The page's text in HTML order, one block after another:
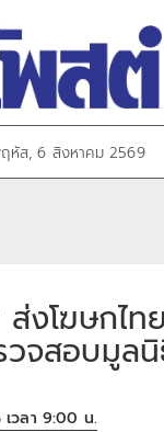
หัส, 6 สิงหาคม 2569
ส่งโฆษกไ
จสอบมูล
วลา 9:00 น.